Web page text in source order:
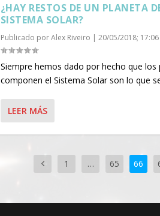
¿HAY RESTOS DE UN PLANETA
SISTEMA SOLAR?
Publicado porAlex Riveiro | 20/05/2018; 17:06
Siempre hemos dado por hecho que los
componen el Sistema Solar son lo que
LEER MÁS
1 … 65 66